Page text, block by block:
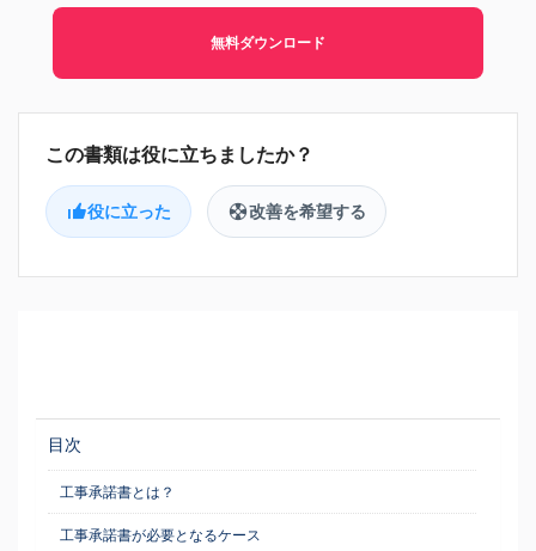
無料ダウンロード
役に立った 改善を希望する
目次
工事承諾書とは？
工事承諾書が必要となるケース